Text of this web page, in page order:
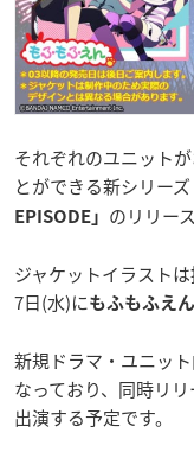
それぞれのユニット
とができる新シリーズ
EPISODE」 のリリー
ジャケットイラスト
7日(水)にもふもふえん
新規ドラマ・ユニッ
なっており、同時リ
出演する予定です。